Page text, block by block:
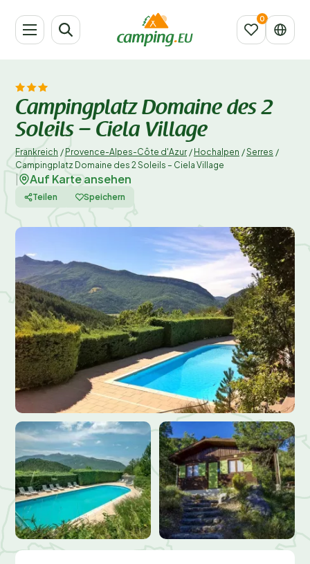
Campingplatz Domaine des 2
Soleils – Ciela Village
Frankreich / Provence-Alpes-Côte d'Azur / Hochalpen /Serres /
Campingplatz Domaine des 2 Soleils – Ciela Village
Auf Karte ansehen
Teilen Speichern